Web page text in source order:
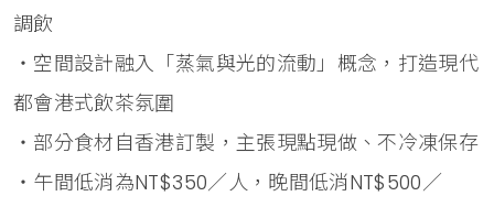
調飲
‧空間設計融入「蒸氣與光的流動」概念，打造現代
都會港式飲茶氛圍
‧部分食材自香港訂製，主張現點現做、不冷凍保存
‧午間低消為NT$350／人，晚間低消NT$500／